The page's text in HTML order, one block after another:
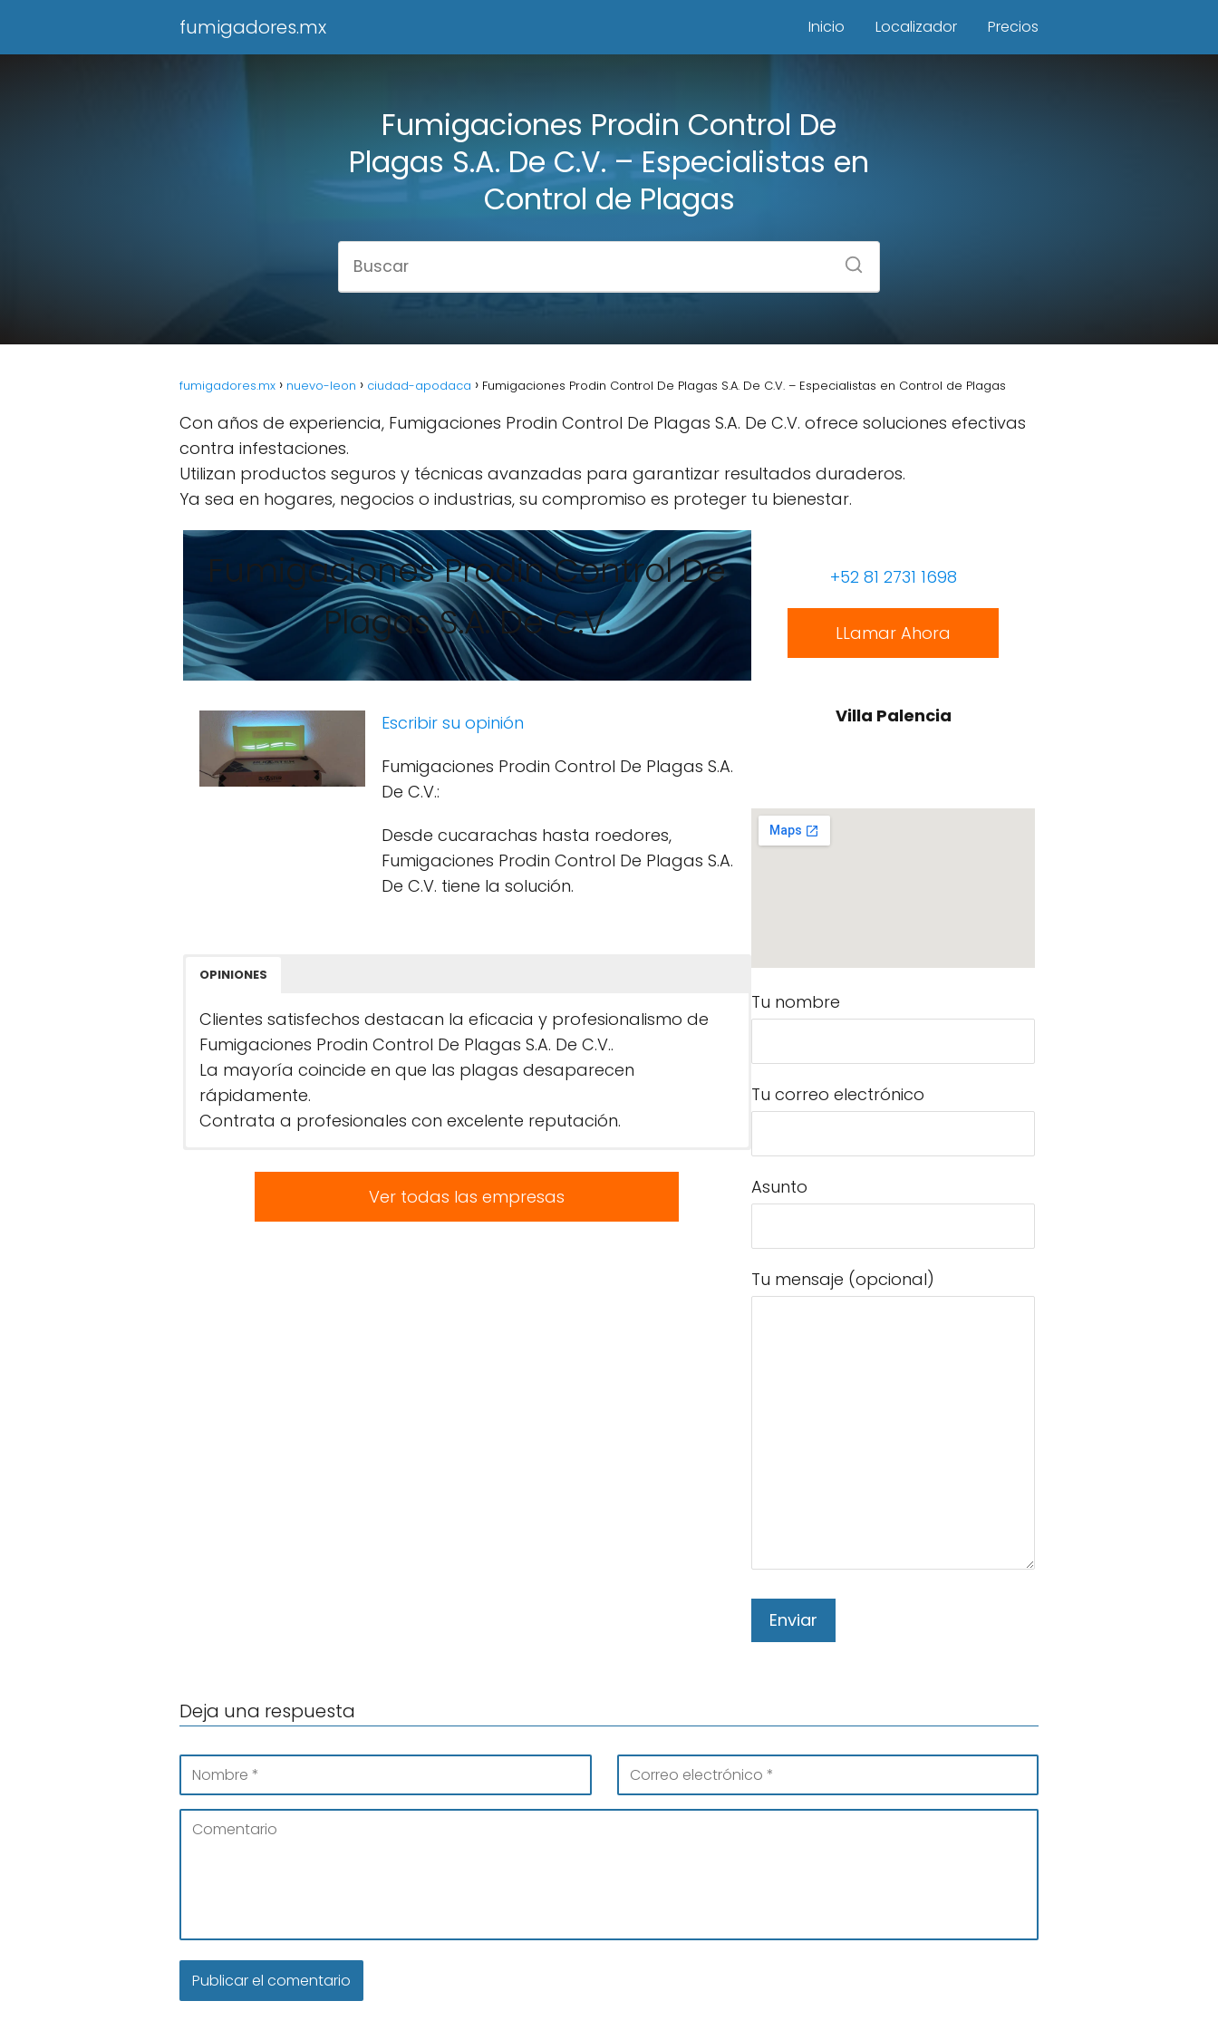
fumigadores.mx Inicio Localizador Precios
Fumigaciones Prodin Control De
Plagas S.A. De C.V. – Especialistas en
Control de Plagas
fumigadores.mx nuevo-leon ciudad-apodaca Fumigaciones Prodin Control De Plagas S.A. De C.V. – Especialistas en Control de Plagas
Con años de experiencia, Fumigaciones Prodin Control De Plagas S.A. De C.V. ofrece soluciones efectivas
contra infestaciones.
Utilizan productos seguros y técnicas avanzadas para garantizar resultados duraderos.
Ya sea en hogares, negocios o industrias, su compromiso es proteger tu bienestar.
Fumigaciones Prodin Control De
Plagas S.A. De C.V.
Escribir su opinión
Fumigaciones Prodin Control De Plagas S.A.
De C.V.:
Desde cucarachas hasta roedores,
Fumigaciones Prodin Control De Plagas S.A.
De C.V. tiene la solución.
OPINIONES
Clientes satisfechos destacan la eficacia y profesionalismo de
Fumigaciones Prodin Control De Plagas S.A. De C.V..
La mayoría coincide en que las plagas desaparecen
rápidamente.
Contrata a profesionales con excelente reputación.
Ver todas las empresas
+52 81 2731 1698
LLamar Ahora
Villa Palencia
Tu nombre
Tu correo electrónico
Asunto
Tu mensaje (opcional)
Deja una respuesta